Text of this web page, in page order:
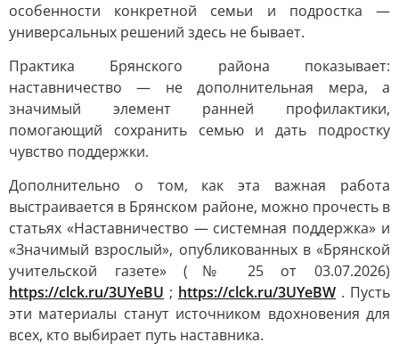
особенности конкретной семьи и подростка —
универсальных решений здесь не бывает.
Практика Брянского района показывает:
наставничество — не дополнительная мера, а
значимый элемент ранней профилактики,
помогающий сохранить семью и дать подростку
чувство поддержки.
Дополнительно о том, как эта важная работа
выстраивается в Брянском районе, можно прочесть в
статьях «Наставничество — системная поддержка» и
«Значимый взрослый», опубликованных в «Брянской
учительской газете» (№ 25 от 03.07.2026)
https://clck.ru/3UYeBU ; https://clck.ru/3UYeBW . Пусть
эти материалы станут источником вдохновения для
всех, кто выбирает путь наставника.